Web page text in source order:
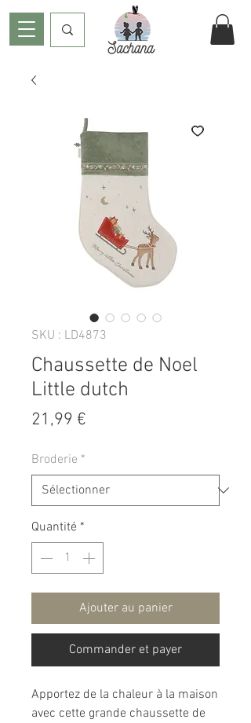
SKU : LD4873
Chaussette de Noel
Little dutch
21,99 €
Broderie *
Quantité *
Ajouter au panier
Commander et payer
Apportez de la chaleur à la maison
avec cette grande chaussette de